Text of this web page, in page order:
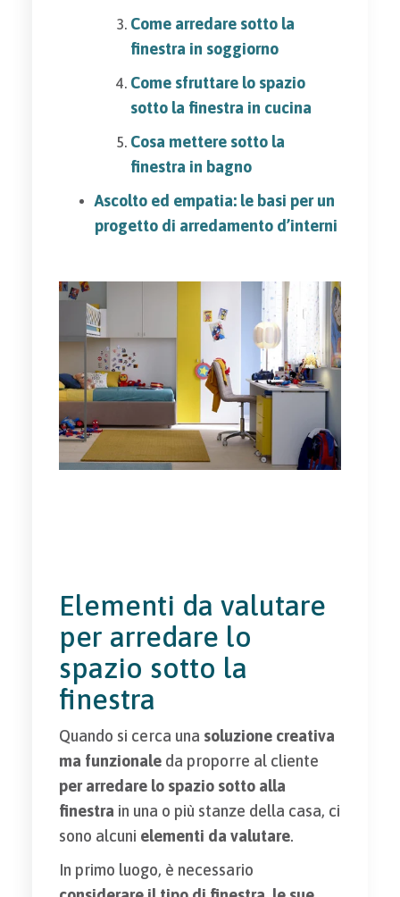
Come arredare sotto la
finestra in soggiorno
Come sfruttare lo spazio
sotto la finestra in cucina
Cosa mettere sotto la
finestra in bagno
Ascolto ed empatia: le basi per un
progetto di arredamento d’interni
Elementi da valutare
per arredare lo
spazio sotto la
finestra
Quando si cerca una soluzione creativa
ma funzionaleda proporre al cliente
per arredare lo spazio sotto alla
finestra in una o più stanze della casa, ci
sono alcuni elementi da valutare.
In primo luogo, è necessario